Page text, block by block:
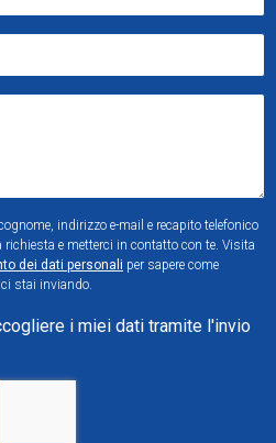
indirizzo e-mail e recapito telefonico
e metterci in contatto con te. Visita
dei dati personali per sapere come
stai inviando.
i miei dati tramite l'invio